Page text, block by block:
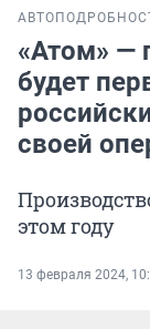
АВТО
«Атом» —
будет
своей
этом году
13 февраля 2024,